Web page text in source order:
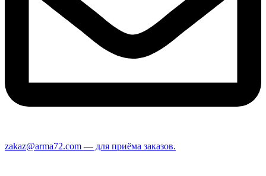
zakaz@arma72.com — для приёма заказов.